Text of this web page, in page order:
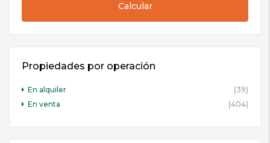
Calcular
Propiedades por operación
En alquiler
(39)
En venta
(404)